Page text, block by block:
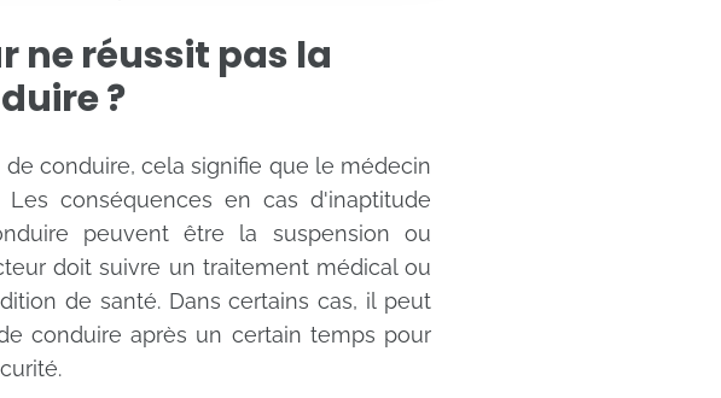
ne réussit pas la
?
conduire, cela signifie que le médecin
conséquences en cas d'inaptitude
peuvent être la suspension ou
doit suivre un traitement médical ou
de santé. Dans certains cas, il peut
conduire après un certain temps pour